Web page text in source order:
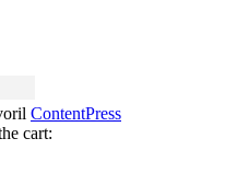
ContentPress
cart: